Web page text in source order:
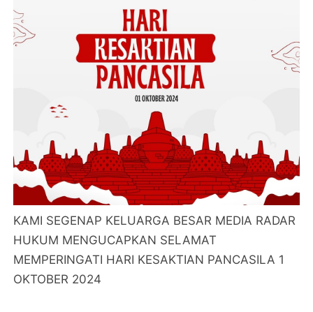
KAMI SEGENAP KELUARGA BESAR MEDIA RADAR
HUKUM MENGUCAPKAN SELAMAT
MEMPERINGATI HARI KESAKTIAN PANCASILA 1
OKTOBER 2024